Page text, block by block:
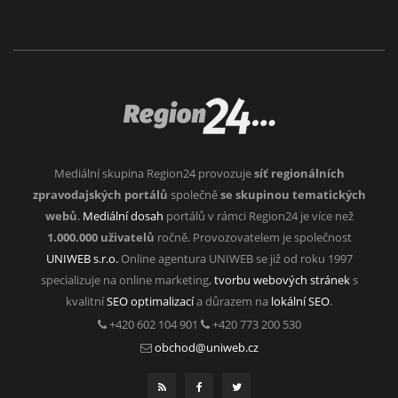
Mediální skupina Region24 provozujesíť regionálních
zpravodajských portálů společněse skupinou tematických
webů. Mediální dosah portálů v rámci Region24 je více než
1.000.000 uživatelů ročně. Provozovatelem je společnost
UNIWEB s.r.o.Online agentura UNIWEB se již od roku 1997
specializuje na online marketing, tvorbu webových stráneks
kvalitníSEO optimalizacía důrazem na lokální SEO.
+420 602 104 901
+420 773 200 530
obchod@uniweb.cz